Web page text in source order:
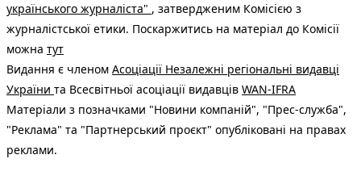
українського журналіста" , затвердженим Комісією з
журналістської етики. Поскаржитись на матеріал до Комісії
можна тут
Видання є членом Асоціації Незалежні регіональні видавці
України та Всесвітньої асоціації видавців WAN-IFRA
Матеріали з позначками "Новини компаній", "Прес-служба",
"Реклама" та "Партнерський проєкт" опубліковані на правах
реклами.